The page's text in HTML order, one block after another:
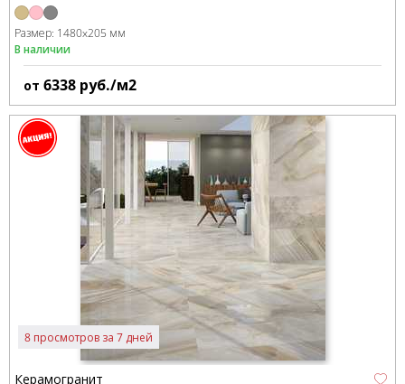
Размер: 1480x205 мм
В наличии
от 6338 руб./м2
8 просмотров за 7 дней
Керамогранит